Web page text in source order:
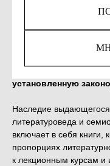
Незаконное
установленную
Наследие
литературоведа и
включает в себя
пропорциях
к лекционным курсам